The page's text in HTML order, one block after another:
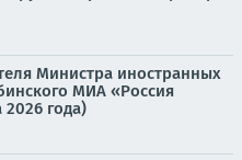
Министра иностранных
МИА «Россия
2026 года)